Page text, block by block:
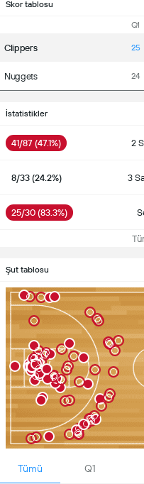
Skor tablosu
Q1
Clippers 25
Nuggets 24
İstatistikler
41/87 (47.1%) 2
8/33 (24.2%) 3
25/30 (83.3%)
Şut tablosu
Tümü Q1